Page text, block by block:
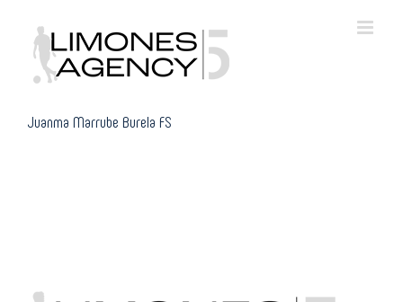
content
Juanma Marrube Burela FS